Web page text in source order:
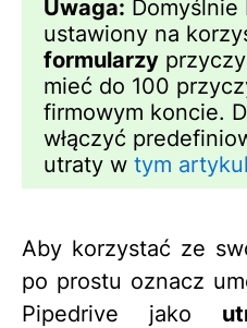
Uwaga:
ustawiony na
formularzy
mieć do 100
firmowym koncie.
włączyć
utraty w tym
Aby korzystać ze
po prostu oznacz
Pipedrive jako